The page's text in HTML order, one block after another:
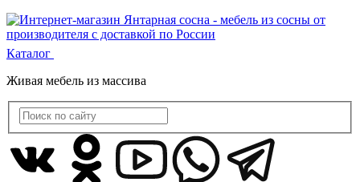
Каталог
Живая мебель из массива